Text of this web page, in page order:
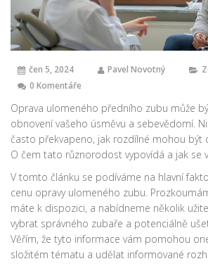
čen 5, 2024 Pavel Novotný
0 Komentáře
Oprava ulomeného předního zubu může
obnovení vašeho úsměvu a sebevědomí.
často překvapeno, jak rozdílné mohou být
O čem tato různorodost vypovídá a jak se
V tomto článku se podíváme na hlavní
cenu opravy ulomeného zubu.
máte k dispozici, a nabídneme několik
vybrat správného zubaře a potenciálně
Věřím, že tyto informace vám pomohou
složitém tématu a udělat informované